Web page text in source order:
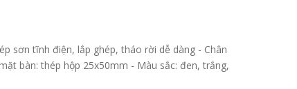
sơn tĩnh điện, lắp ghép, tháo rời dễ dàng - Chân
bàn: thép hộp 25x50mm - Màu sắc: đen, trắng,